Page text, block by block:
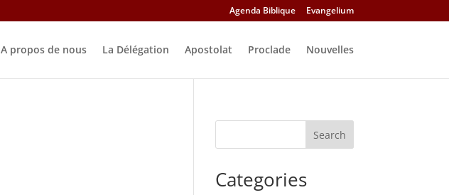
Agenda Biblique Evangelium
A propos de nous La Délégation Apostolat Proclade Nouvelles
Search
Categories